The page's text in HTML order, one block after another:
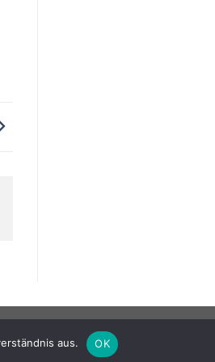
aus. OK